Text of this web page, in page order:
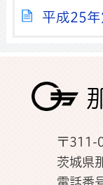
平成25
〒311-
茨城県
電話番